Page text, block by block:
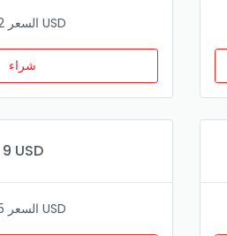
السعر 6.62 USD
شراء
9 USD
السعر 9.85 USD